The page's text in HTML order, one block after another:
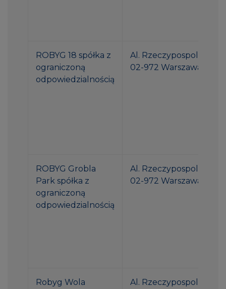
ROBYG 18 spółka z
ograniczoną
odpowiedzialnością
Al. Rzeczypospolitej 1
02-972 Warszawa
ROBYG Grobla
Park spółka z
ograniczoną
odpowiedzialnością
Al. Rzeczypospolitej 1
02-972 Warszawa
Robyg Wola
Al. Rzeczypospolitej 1